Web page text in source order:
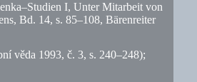
I, Unter Mitarbeit von
Bd. 14, s. 85–108, Bärenreiter
věda 1993, č. 3, s. 240–248);